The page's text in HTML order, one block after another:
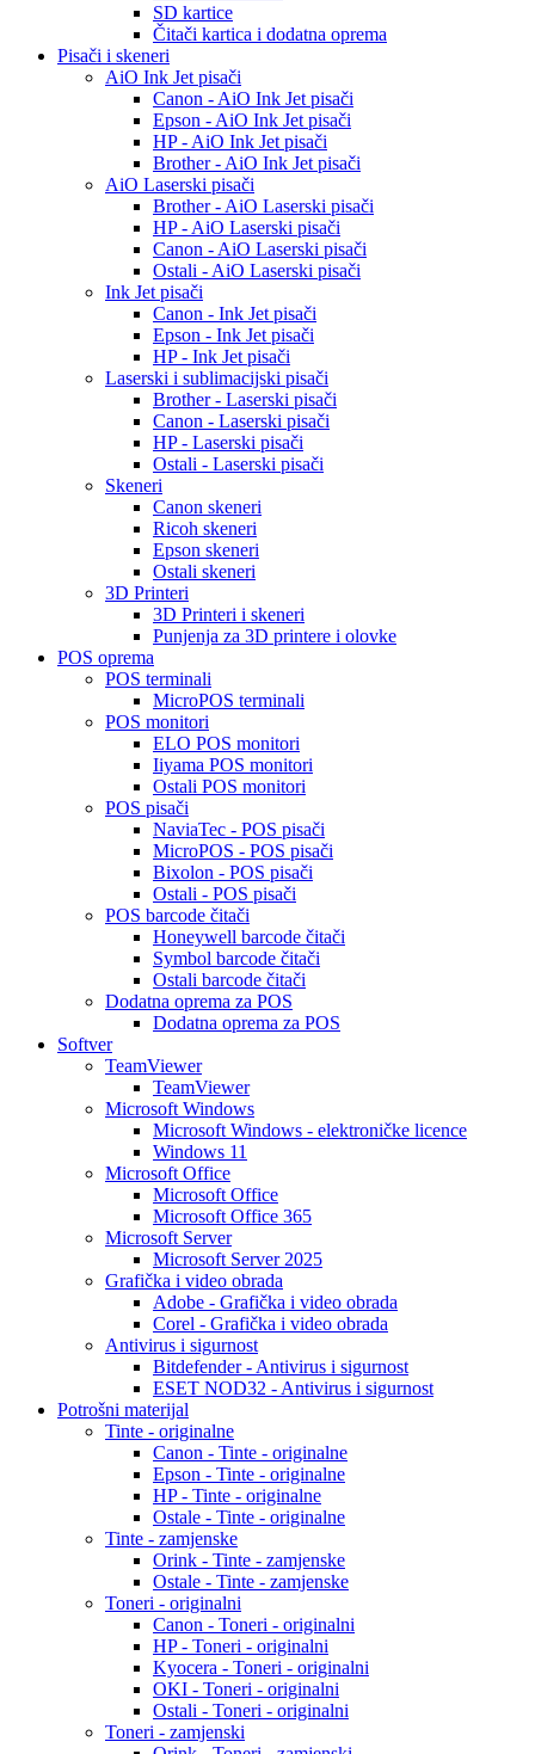
SD kartice
Čitači kartica i dodatna oprema
Pisači i skeneri
AiO Ink Jet pisači
Canon - AiO Ink Jet pisači
Epson - AiO Ink Jet pisači
HP - AiO Ink Jet pisači
Brother - AiO Ink Jet pisači
AiO Laserski pisači
Brother - AiO Laserski pisači
HP - AiO Laserski pisači
Canon - AiO Laserski pisači
Ostali - AiO Laserski pisači
Ink Jet pisači
Canon - Ink Jet pisači
Epson - Ink Jet pisači
HP - Ink Jet pisači
Laserski i sublimacijski pisači
Brother - Laserski pisači
Canon - Laserski pisači
HP - Laserski pisači
Ostali - Laserski pisači
Skeneri
Canon skeneri
Ricoh skeneri
Epson skeneri
Ostali skeneri
3D Printeri
3D Printeri i skeneri
Punjenja za 3D printere i olovke
POS oprema
POS terminali
MicroPOS terminali
POS monitori
ELO POS monitori
Iiyama POS monitori
Ostali POS monitori
POS pisači
NaviaTec - POS pisači
MicroPOS - POS pisači
Bixolon - POS pisači
Ostali - POS pisači
POS barcode čitači
Honeywell barcode čitači
Symbol barcode čitači
Ostali barcode čitači
Dodatna oprema za POS
Dodatna oprema za POS
Softver
TeamViewer
TeamViewer
Microsoft Windows
Microsoft Windows - elektroničke licence
Windows 11
Microsoft Office
Microsoft Office
Microsoft Office 365
Microsoft Server
Microsoft Server 2025
Grafička i video obrada
Adobe - Grafička i video obrada
Corel - Grafička i video obrada
Antivirus i sigurnost
Bitdefender - Antivirus i sigurnost
ESET NOD32 - Antivirus i sigurnost
Potrošni materijal
Tinte - originalne
Canon - Tinte - originalne
Epson - Tinte - originalne
HP - Tinte - originalne
Ostale - Tinte - originalne
Tinte - zamjenske
Orink - Tinte - zamjenske
Ostale - Tinte - zamjenske
Toneri - originalni
Canon - Toneri - originalni
HP - Toneri - originalni
Kyocera - Toneri - originalni
OKI - Toneri - originalni
Ostali - Toneri - originalni
Toneri - zamjenski